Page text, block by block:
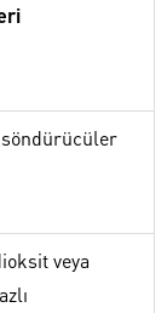
söndürücüler
veya